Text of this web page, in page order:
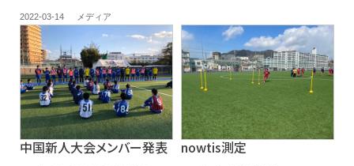
2022-03-14 メディア
中国新人大会メンバー発表 nowtis測定